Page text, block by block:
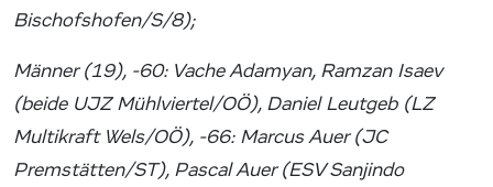
Bischofshofen/S/8);
Männer (19), -60: Vache Adamyan, Ramzan Isaev
(beide UJZ Mühlviertel/OÖ), Daniel Leutgeb (LZ
Multikraft Wels/OÖ), -66: Marcus Auer (JC
Premstätten/ST), Pascal Auer (ESV Sanjindo